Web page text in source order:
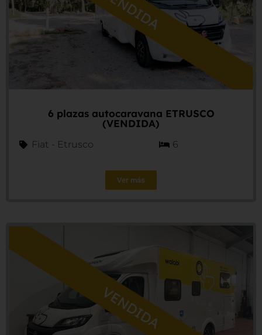
6 plazas autocaravana ETRUSCO
(VENDIDA)
Fiat - Etrusco 6
Ver más